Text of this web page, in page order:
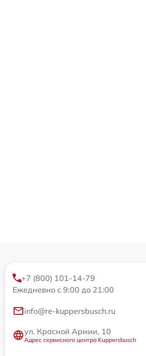
+7 (800) 101-14-79
Ежедневно с 9:00 до 21:00
info@re-kuppersbusch.ru
ул. Красной Армии, 10
Адрес сервисного центра Kuppersbusch